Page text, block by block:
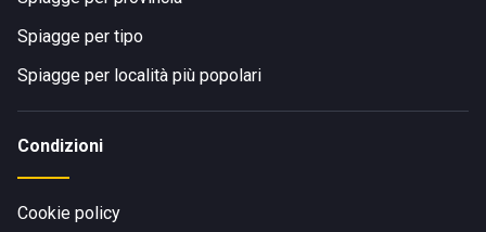
Spiagge per tipo
Spiagge per località più popolari
Condizioni
Cookie policy